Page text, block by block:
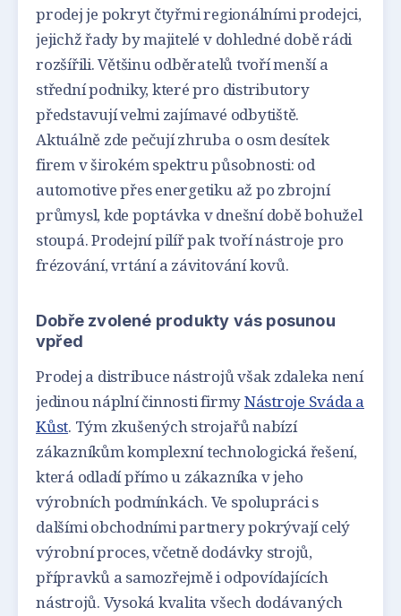
prodej je pokryt čtyřmi regionálními prodejci,
jejichž řady by majitelé v dohledné době rádi
rozšířili. Většinu odběratelů tvoří menší a
střední podniky, které pro distributory
představují velmi zajímavé odbytiště.
Aktuálně zde pečují zhruba o osm desítek
firem v širokém spektru působnosti: od
automotive přes energetiku až po zbrojní
průmysl, kde poptávka v dnešní době bohužel
stoupá. Prodejní pilíř pak tvoří nástroje pro
frézování, vrtání a závitování kovů.
Dobře zvolené produkty vás posunou
vpřed
Prodej a distribuce nástrojů však zdaleka není
jedinou náplní činnosti firmyNástroje Sváda a
Kůst. Tým zkušených strojařů nabízí
zákazníkům komplexní technologická řešení,
která odladí přímo u zákazníka v jeho
výrobních podmínkách. Ve spolupráci s
dalšími obchodními partnery pokrývají celý
výrobní proces, včetně dodávky strojů,
přípravků a samozřejmě i odpovídajících
nástrojů. Vysoká kvalita všech dodávaných